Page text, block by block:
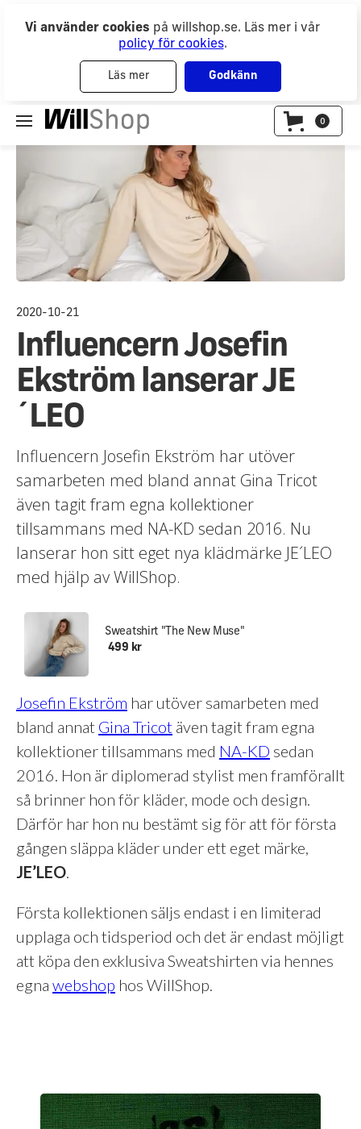
Vi använder cookies på willshop.se. Läs mer i vår
policy för cookies.
Läs mer Godkänn
0
2020-10-21
Influencern Josefin
Ekström lanserar JE
´LEO
Influencern Josefin Ekström har utöver
samarbeten med bland annat Gina Tricot
även tagit fram egna kollektioner
tillsammans med NA-KD sedan 2016. Nu
lanserar hon sitt eget nya klädmärke JE´LEO
med hjälp av WillShop.
Sweatshirt "The New Muse"
499 kr
Josefin Ekström har utöver samarbeten med
bland annat Gina Tricot även tagit fram egna
kollektioner tillsammans med NA-KD sedan
2016. Hon är diplomerad stylist men framförallt
så brinner hon för kläder, mode och design.
Därför har hon nu bestämt sig för att för första
gången släppa kläder under ett eget märke,
JE’LEO.
Första kollektionen säljs endast i en limiterad
upplaga och tidsperiod och det är endast möjligt
att köpa den exklusiva Sweatshirten via hennes
egna webshop hos WillShop.